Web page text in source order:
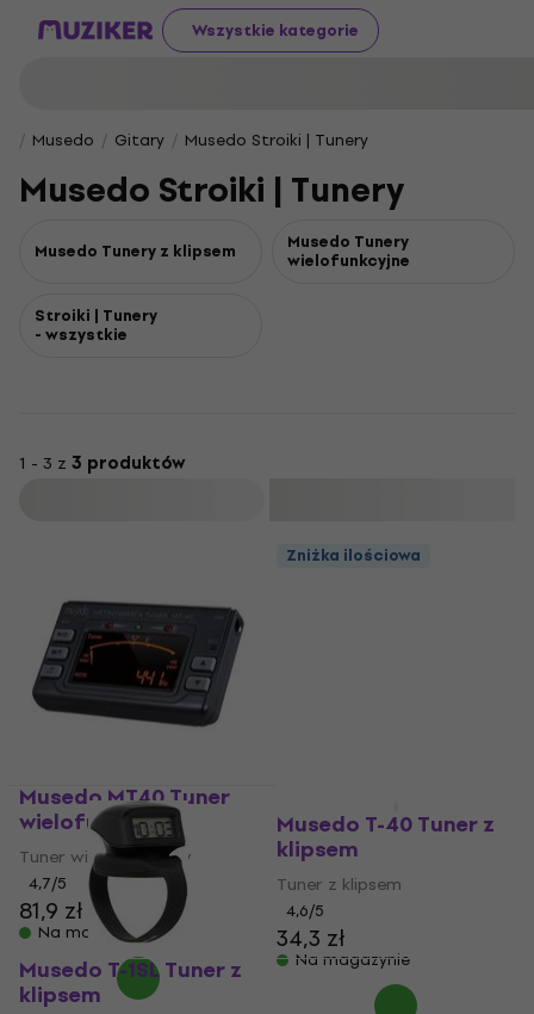
Wszystkie kategorie
Musedo Gitary Musedo Stroiki | Tunery
Musedo Stroiki | Tunery
Musedo Tunery z klipsem Musedo Tunery
wielofunkcyjne
Stroiki | Tunery
- wszystkie
1 - 3 z 3 produktów
Musedo MT40 Tuner
wielofunkcyjny
Tuner wielofunkcyjny
4,7/5
81,9 zł
Na magazynie
Zniżka ilościowa
Musedo T-40 Tuner z
klipsem
Tuner z klipsem
4,6/5
34,3 zł
Na magazynie
Musedo T-1SL Tuner z
klipsem